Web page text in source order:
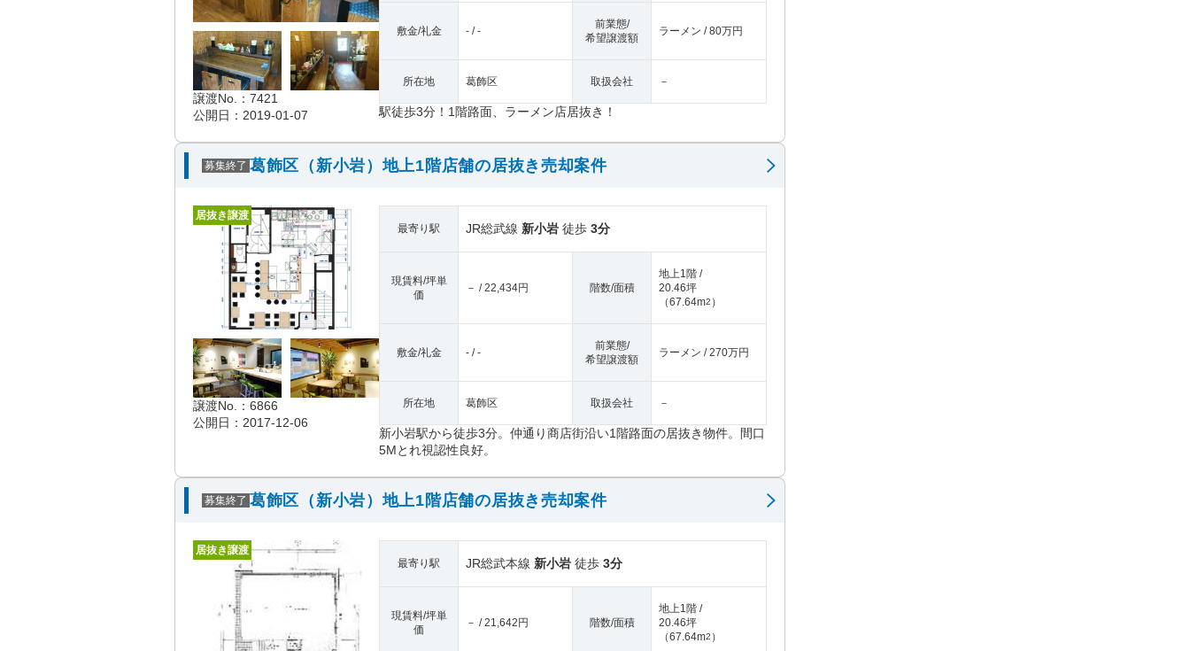
譲渡No.：7421
公開日：2019-01-07
敷金/礼金 - / -
前業態/
希望譲渡額
ラーメン / 80万円
所在地 葛飾区 取扱会社 －
駅徒歩3分！1階路面、ラーメン店居抜き！
募集終了 葛飾区（新小岩）地上1階店舗の居抜き売却案件
居抜き譲渡
譲渡No.：6866
公開日：2017-12-06
最寄り駅 JR総武線 新小岩 徒歩 3分
現賃料/坪単
価
－ / 22,434円 階数/面積
地上1階 /
20.46坪
（67.64m2 ）
敷金/礼金 - / -
前業態/
希望譲渡額
ラーメン / 270万円
所在地 葛飾区 取扱会社 －
新小岩駅から徒歩3分。仲通り商店街沿い1階路面の居抜き物件。間口
5Mとれ視認性良好。
募集終了 葛飾区（新小岩）地上1階店舗の居抜き売却案件
居抜き譲渡
最寄り駅
JR総武本線 新小岩 徒歩 3分
現賃料/坪単
価
－ / 21,642円 階数/面積
地上1階 /
20.46坪
（67.64m2 ）